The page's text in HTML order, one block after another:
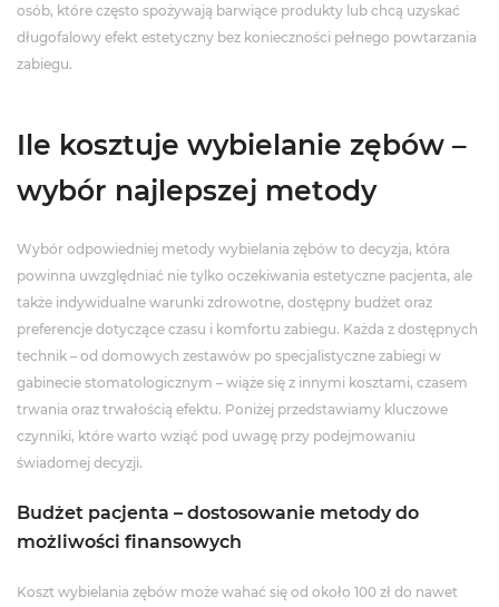
osób, które często spożywają barwiące produkty lub chcą uzyskać
długofalowy efekt estetyczny bez konieczności pełnego powtarzania
zabiegu.
Ile kosztuje wybielanie zębów –
wybór najlepszej metody
Wybór odpowiedniej metody wybielania zębów to decyzja, która
powinna uwzględniać nie tylko oczekiwania estetyczne pacjenta, ale
także indywidualne warunki zdrowotne, dostępny budżet oraz
preferencje dotyczące czasu i komfortu zabiegu. Każda z dostępnych
technik – od domowych zestawów po specjalistyczne zabiegi w
gabinecie stomatologicznym – wiąże się z innymi kosztami, czasem
trwania oraz trwałością efektu. Poniżej przedstawiamy kluczowe
czynniki, które warto wziąć pod uwagę przy podejmowaniu
świadomej decyzji.
Budżet pacjenta – dostosowanie metody do
możliwości finansowych
Koszt wybielania zębów może wahać się od około 100 zł do nawet